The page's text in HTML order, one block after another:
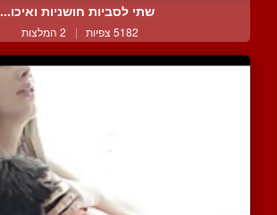
שתי לסביות חושניות ואיכו...
5182 צפיות | 2 המלצות